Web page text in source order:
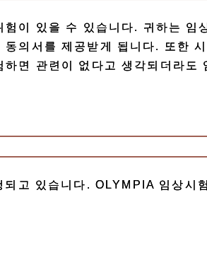
이 있을 수 있습니다. 귀하는 임
의서를 제공받게 됩니다. 또한
면 관련이 없다고 생각되더라도
고 있습니다. OLYMPIA 임상시